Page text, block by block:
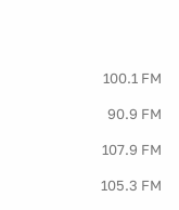
100.1 FM
90.9 FM
107.9 FM
105.3 FM